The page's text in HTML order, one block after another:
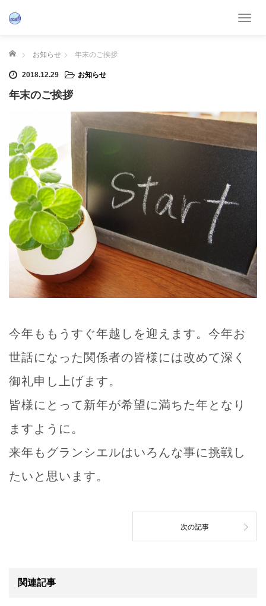
T
a
v
g
a
i
o
ホーム お知らせ 年末のご挨拶
2018.12.29 お知らせ
年末のご挨拶
今年ももうすぐ年越しを迎えます。今年お
世話になった関係者の皆様には改めて深く
御礼申し上げます。
皆様にとって新年が希望に満ちた年となり
ますように。
来年もグランシエルはいろんな事に挑戦し
たいと思います。
次の記事
関連記事